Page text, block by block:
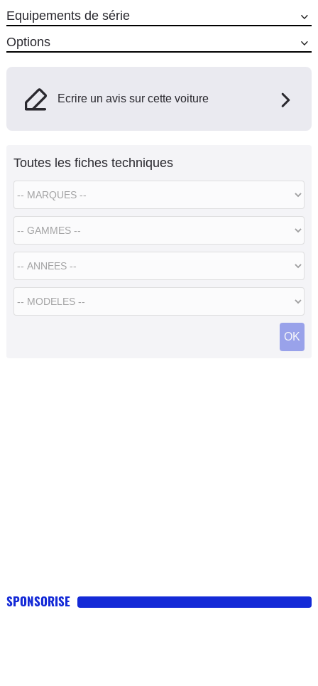
Equipements de série
Options
Ecrire un avis sur cette voiture
Toutes les fiches techniques
SPONSORISE